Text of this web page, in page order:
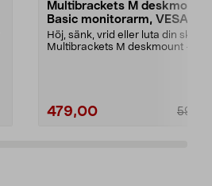
Multibrackets M deskmount
Basic monitorarm, VESA,
single
Höj, sänk, vrid eller luta din skärm.
Multibrackets M deskmount –
479,00 599,00